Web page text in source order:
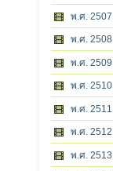
พ.ศ. 2507
พ.ศ. 2508
พ.ศ. 2509
พ.ศ. 2510
พ.ศ. 2511
พ.ศ. 2512
พ.ศ. 2513